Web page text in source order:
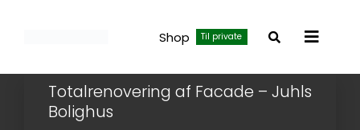
Shop Til private
Toggle
Totalrenovering af Facade – Juhls
Bolighus